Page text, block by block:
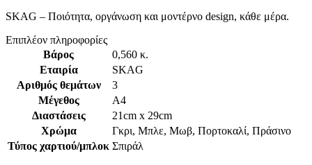
SKAG – Ποιότητα, οργάνωση και μοντέρνο design, κάθε μέρα.
Επιπλέον πληροφορίες
Βάρος
0,560 κ.
Εταιρία
SKAG
Αριθμός θεμάτων
3
Μέγεθος
A4
Διαστάσεις
21cm x 29cm
Χρώμα
Γκρι, Μπλε, Μωβ, Πορτοκαλί, Πράσινο
Τύπος χαρτιού/μπλοκ Σπιράλ